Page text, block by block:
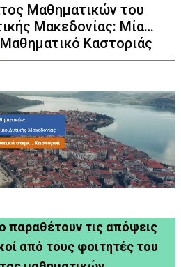
Μαθηματικών του
Μακεδονίας: Μία…
Καστοριάς
παραθέτουν τις απόψεις
από τους φοιτητές του